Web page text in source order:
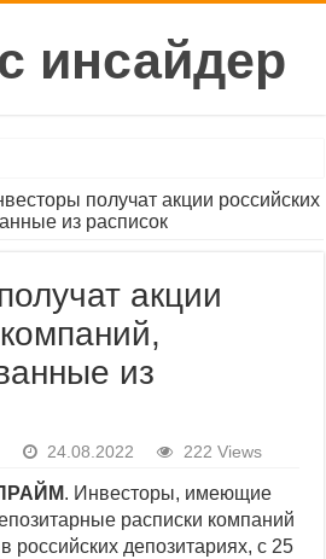
России и зачем он нужен
параметры второго этапа обмена
сильнейшее дневное падение с
ЦБ приблизился к ₽90
на сырьевых рынках до конца
акций «Группы Позитив»
упал ниже 103 пунктов
ниже 2600 пунктов впервые с
года опустился ниже 900 пунктов
получат акции российских
из расписок
акции
из
24.08.2022 222 Views
. Инвесторы, имеющие
расписки компаний
депозитариях, с 25